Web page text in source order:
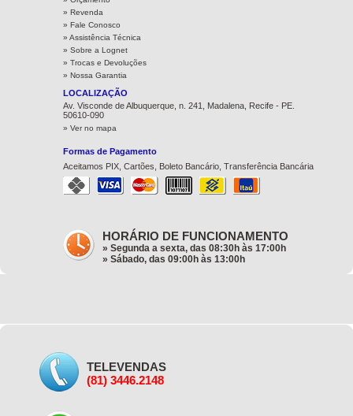
» Revenda
» Fale Conosco
» Assistência Técnica
» Sobre a Lognet
» Trocas e Devoluções
» Nossa Garantia
LOCALIZAÇÃO
Av. Visconde de Albuquerque, n. 241, Madalena, Recife - PE.
50610-090
» Ver no mapa
Formas de Pagamento
Aceitamos PIX, Cartões, Boleto Bancário, Transferência Bancária
HORÁRIO DE FUNCIONAMENTO
» Segunda a sexta, das 08:30h às 17:00h
» Sábado, das 09:00h às 13:00h
TELEVENDAS
(81) 3446.2148